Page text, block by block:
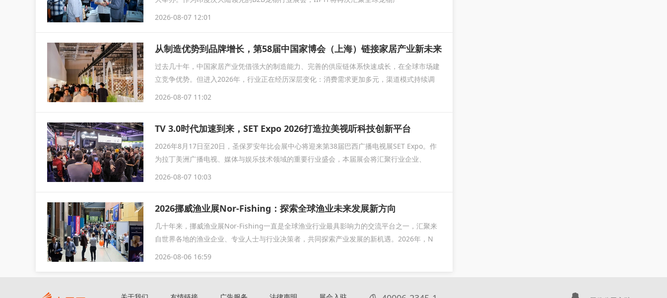
2026-08-07 12:01
从制造优势到品牌增长，第58届中国家博会（上海）链接家居产业新未来
过去几十年，中国家居产业凭借强大的制造能力、完善的供应链体系快速成长，在全球市场建
立竞争优势。但进入2026年，行业正在经历深层变化：消费需求更加多元，渠道模式持续调
2026-08-07 11:02
TV 3.0时代加速到来，SET Expo 2026打造拉美视听科技创新平台
2026年8月17日至20日，圣保罗安年比会展中心将迎来第38届巴西广播电视展SET Expo。作
为拉丁美洲广播电视、媒体与娱乐技术领域的重要行业盛会，本届展会将汇聚行业企业、
2026-08-07 10:03
2026挪威渔业展Nor-Fishing：探索全球渔业未来发展新方向
几十年来，挪威渔业展Nor-Fishing一直是全球渔业行业最具影响力的交流平台之一，汇聚来
自世界各地的渔业企业、专业人士与行业决策者，共同探索产业发展的新机遇。2026年，N
2026-08-06 16:59